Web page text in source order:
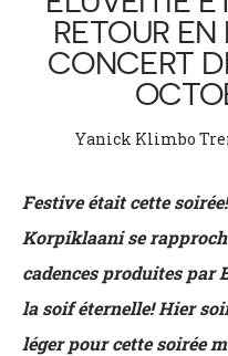
RETOUR
CONCERT
Yanick Klimbo
Festive était cette
Korpiklaani se
cadences produites par
la soif éternelle! Hier
léger pour cette soirée